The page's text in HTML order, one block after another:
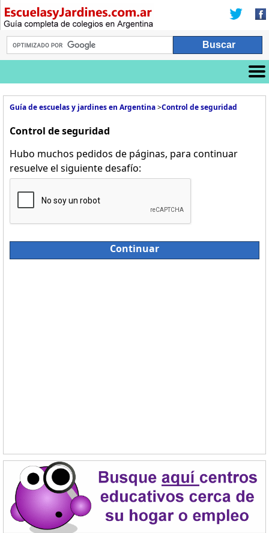
Guía de escuelas y jardines en Argentina>Control de seguridad
Control de seguridad
Hubo muchos pedidos de páginas, para continuar
resuelve el siguiente desafío:
Continuar